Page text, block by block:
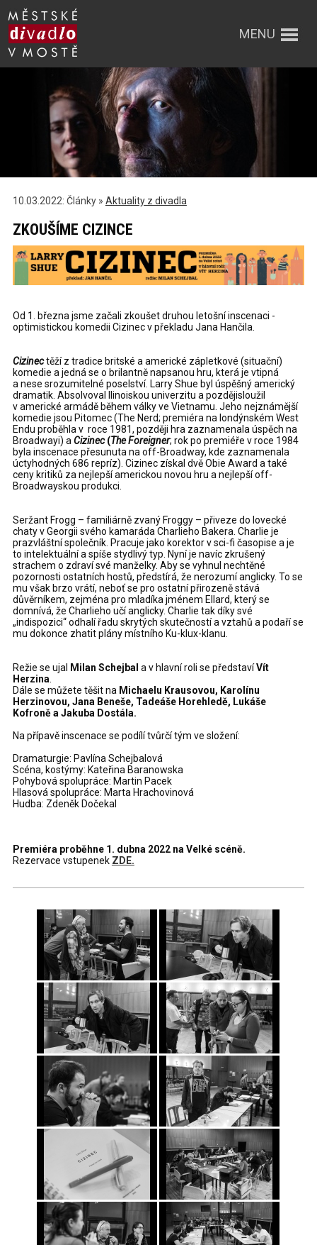
MENU
10.03.2022: Články » Aktuality z divadla
ZKOUŠÍME CIZINCE
Od 1. března jsme začali zkoušet druhou letošní inscenaci -
optimistickou komedii Cizinec v překladu Jana Hančila.
Cizinectěží z tradice britské a americké zápletkové (situační)
komedie a jedná se o brilantně napsanou hru, která je vtipná
a nese srozumitelné poselství. Larry Shue byl úspěšný americký
dramatik. Absolvoval Ilinoiskou univerzitu a pozdějisloužil
v americké armádě během války ve Vietnamu. Jeho nejznámější
komedie jsou Pitomec (The Nerd; premiéra na londýnském West
Endu proběhla v roce 1981, později hra zaznamenala úspěch na
Broadwayi) aCizinec(The Foreigner; rok po premiéře v roce 1984
byla inscenace přesunuta na off-Broadway, kde zaznamenala
úctyhodných 686 repríz). Cizinec získal dvě Obie Award a také
ceny kritiků za nejlepší americkou novou hru a nejlepší off-
Broadwayskou produkci.
Seržant Frogg – familiárně zvaný Froggy – přiveze do lovecké
chaty v Georgii svého kamaráda Charlieho Bakera. Charlie je
prazvláštní společník. Pracuje jako korektor v sci-fi časopise a je
to intelektuální a spíše stydlivý typ. Nyní je navíc zkrušený
strachem o zdraví své manželky. Aby se vyhnul nechtěné
pozornosti ostatních hostů, předstírá, že nerozumí anglicky. To se
mu však brzo vrátí, neboť se pro ostatní přirozeně stává
důvěrníkem, zejména pro mladíka jménem Ellard, který se
domnívá, že Charlieho učí anglicky. Charlie tak díky své
„indispozici“ odhalí řadu skrytých skutečností a vztahů a podaří se
mu dokonce zhatit plány místního Ku-klux-klanu.
Režie se ujal Milan Schejbal a v hlavní roli se představíVít
Herzina.
Dále se můžete těšit na Michaelu Krausovou, Karolínu
Herzinovou, Jana Beneše, Tadeáše Horehledě, Lukáše
Kofroně a Jakuba Dostála.
Na přípavě inscenace se podílí tvůrčí tým ve složení:
Dramaturgie: Pavlína Schejbalová
Scéna, kostýmy: Kateřina Baranowska
Pohybová spolupráce: Martin Pacek
Hlasová spolupráce: Marta Hrachovinová
Hudba: Zdeněk Dočekal
Premiéra proběhne 1. dubna 2022 na Velké scéně.
Rezervace vstupenek ZDE.